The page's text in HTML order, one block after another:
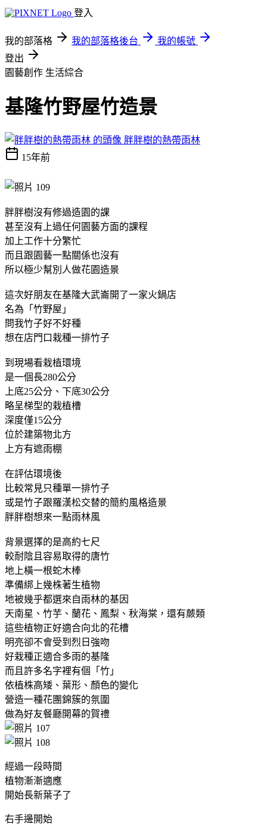
登入
我的部落格 我的部落格後台
我的帳號
登出
園藝創作 生活綜合
基隆竹野屋竹造景
胖胖樹的熱帶雨林
15年前
胖胖樹沒有修過造園的課
甚至沒有上過任何園藝方面的課程
加上工作十分繁忙
而且跟 園藝一點關係也沒有
所以極少幫別人做花園造景
這次好朋友在基隆大武崙開了一家火鍋店
名為「竹野屋」
問我竹子好不好種
想在店門口栽種一排竹子
到現場看栽植環境
是一個長280公分
上底25公分 、下底30公分
略呈梯型的栽植槽
深度僅15公分
位於建築物北方
上方有遮雨棚
在評估環境後
比較常見只種單一排竹子
或是竹子跟羅漢松交替的簡約風格造景
胖胖樹想來一點雨林風
背景選擇的是高約七尺
較耐陰且容易取得的唐竹
地上橫一根蛇木棒
準備綁上幾株著生植物
地被幾乎都選來自雨林的基因
天南星、竹芋、蘭花、鳳梨、秋海棠，還有蕨類
這些植物正好適合向北的花槽
明亮卻不會受到烈日強吻
好栽種正適合多雨的基隆
而且許多名字裡有個「竹」
依植株高矮、葉形、顏色的變化
營造一種花團錦簇的氛圍
做為好友餐廳開幕的賀禮
經過一段時間
植物漸漸適應
開始長新葉子了
右手邊開始